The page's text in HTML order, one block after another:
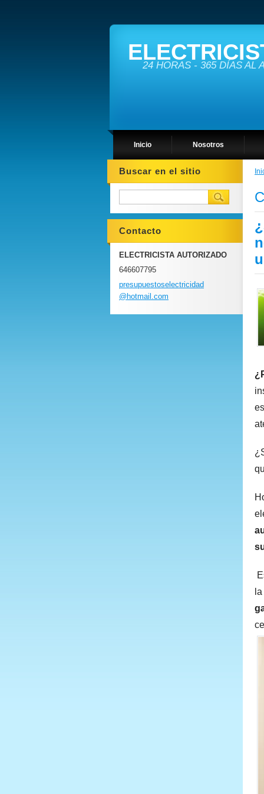
24 HORAS - 365 DÍAS AL
Inicio Nosotros
Buscar en el sitio
Contacto
ELECTRICISTA AUTORIZADO
646607795
presupuestoselectricidad
@hotmail .com